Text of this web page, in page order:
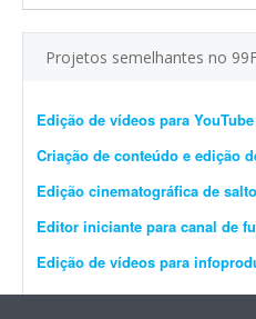
Projetos semelhantes no
Edição de vídeos para YouTube
Edição de vídeos para